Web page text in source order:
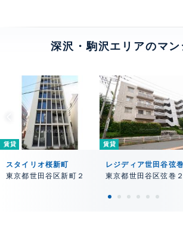
深沢・駒沢エリアのマン
賃貸
スタイリオ桜新町
東京都世田谷区新町２
賃貸
レジディア世田谷弦巻
東京都世田谷区弦巻２